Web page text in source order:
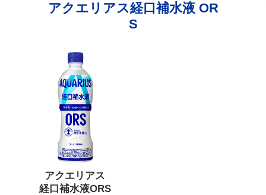
アクエリアス経口補水液 OR
S
アクエリアス
経口補水液ORS